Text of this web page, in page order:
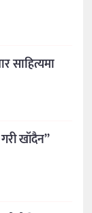
साहित्यमा
खाँदैन”